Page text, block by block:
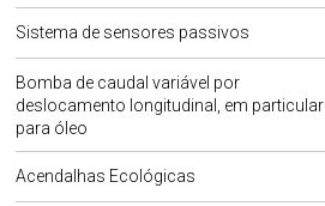
Sistema de sensores passivos
Bomba de caudal variável por
deslocamento longitudinal, em particular
para óleo
Acendalhas Ecológicas